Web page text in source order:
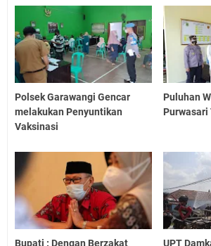
Polsek Garawangi Gencar
melakukan Penyuntikan
Vaksinasi
Puluhan
Purwasari
Bupati : Dengan Berzakat
UPT